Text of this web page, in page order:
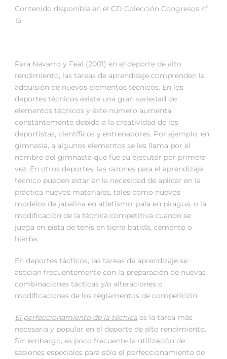
Contenido disponible en el CD Colección Congresos nº
15
Para Navarro y Feal (2001) en el deporte de alto
rendimiento, las tareas de aprendizaje comprenden la
adquisión de nuevos elementos técnicos. En los
deportes técnicos existe una gran variedad de
elementos técnicos y éste número aumenta
constantemente debido a la creatividad de los
deportistas, científicos y entrenadores. Por ejemplo, en
gimnasia, a algunos elementos se les llama por el
nombre del gimnasta que fue su ejecutor por primera
vez. En otros deportes, las razones para el aprendizaje
técnico pueden estar en la necesidad de aplicar en la
práctica nuevos materiales, tales como nuevos
modelos de jabalina en atletismo, pala en piragua, o la
modificación de la técnica competitiva cuando se
juega en pista de tenis en tierra batida, cemento o
hierba.
En deportes tácticos, las tareas de aprendizaje se
asocian frecuentemente con la preparación de nuevas
combinaciones tácticas y/o alteraciones o
modificaciones de los reglamentos de competición.
El perfeccionamiento de la técnica es la tarea más
necesaria y popular en el deporte de alto rendimiento.
Sin embargo, es poco frecuente la utilización de
sesiones especiales para sólo el perfeccionamiento de